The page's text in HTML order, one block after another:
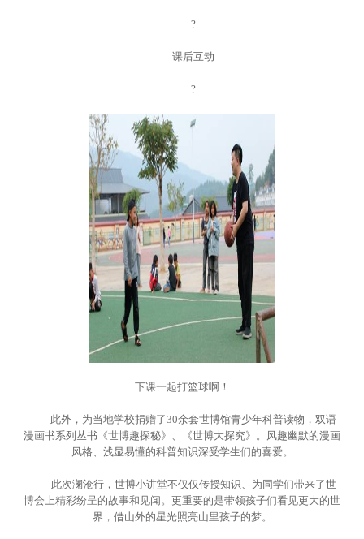
?
课后互动
?
下课一起打篮球啊！
此外，为当地学校捐赠了30余套世博馆青少年科普读物，双语
漫画书系列丛书《世博趣探秘》、《世博大探究》。风趣幽默的漫画
风格、浅显易懂的科普知识深受学生们的喜爱。
此次澜沧行，世博小讲堂不仅仅传授知识、为同学们带来了世
博会上精彩纷呈的故事和见闻。更重要的是带领孩子们看见更大的世
界，借山外的星光照亮山里孩子的梦。